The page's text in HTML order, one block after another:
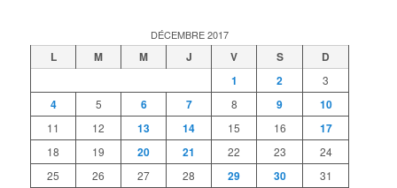
DÉCEMBRE 2017
L M M J V S
D
1
2 3
4 5 6 7 8 9 10
11 12 13 14 15 16 17
18 19 20 21 22 23
24
25
26 27 28 29 30 31